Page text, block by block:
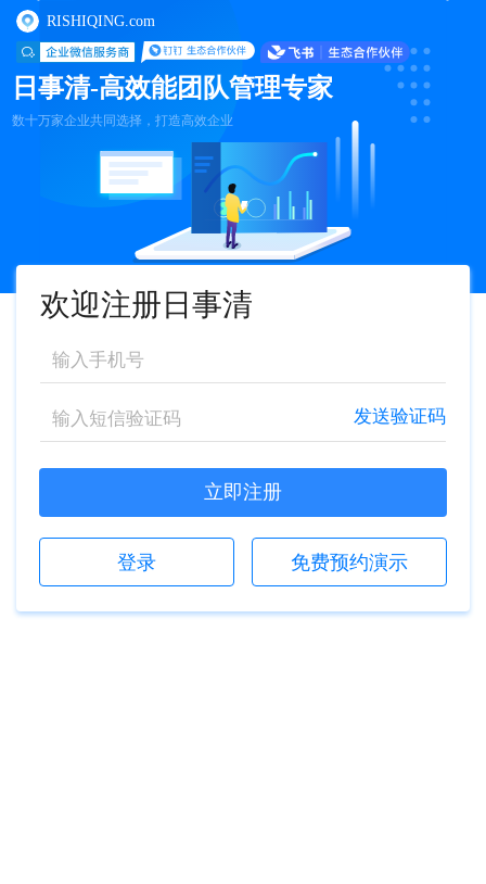
RISHIQING.com
日事清-高效能团队管理专家
数十万家企业共同选择，打造高效企业
欢迎注册日事清
发送验证码
立即注册
登录 免费预约演示